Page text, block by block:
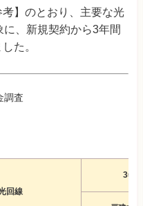
】のとおり、主要な光
、新規契約から3年間
た。
調査
回線
3年